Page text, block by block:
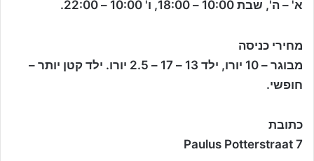
א' – ה', שבת 10:00 – 18:00, ו' 10:00 – 22:00.
מחירי כניסה
מבוגר – 10 יורו, ילד 13 – 17 – 2.5 יורו. ילד קטן יותר –
חופשי.
כתובת
7 Paulus Potterstraat